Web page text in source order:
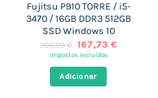
Fujitsu P910 TORRE / i5-
3470 / 16GB DDR3 512GB
SSD Windows 10
366,00€ O
preço
era:
366,00 €.
167,73 €O
impostos incluídos
Adicionar